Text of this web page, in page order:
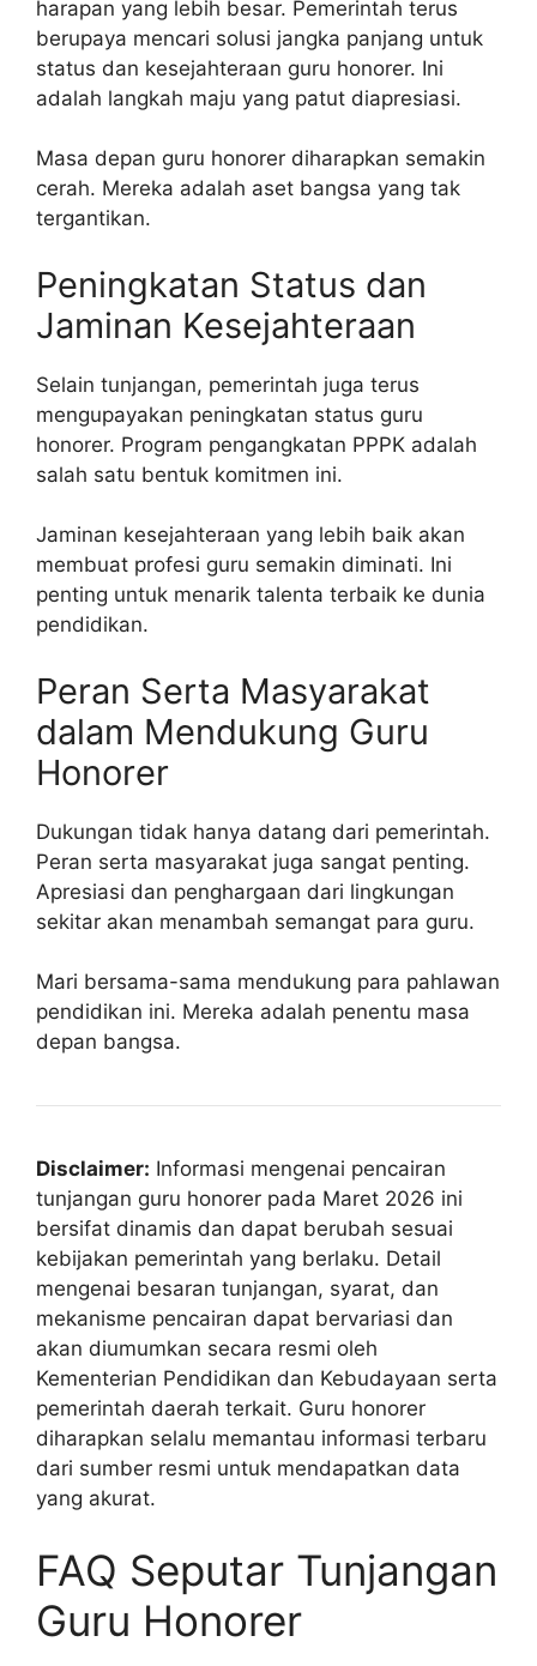
harapan yang lebih besar. Pemerintah terus
berupaya mencari solusi jangka panjang untuk
status dan kesejahteraan guru honorer. Ini
adalah langkah maju yang patut diapresiasi.
Masa depan guru honorer diharapkan semakin
cerah. Mereka adalah aset bangsa yang tak
tergantikan.
Peningkatan Status dan
Jaminan Kesejahteraan
Selain tunjangan, pemerintah juga terus
mengupayakan peningkatan status guru
honorer. Program pengangkatan PPPK adalah
salah satu bentuk komitmen ini.
Jaminan kesejahteraan yang lebih baik akan
membuat profesi guru semakin diminati. Ini
penting untuk menarik talenta terbaik ke dunia
pendidikan.
Peran Serta Masyarakat
dalam Mendukung Guru
Honorer
Dukungan tidak hanya datang dari pemerintah.
Peran serta masyarakat juga sangat penting.
Apresiasi dan penghargaan dari lingkungan
sekitar akan menambah semangat para guru.
Mari bersama-sama mendukung para pahlawan
pendidikan ini. Mereka adalah penentu masa
depan bangsa.
Disclaimer: Informasi mengenai pencairan
tunjangan guru honorer pada Maret 2026 ini
bersifat dinamis dan dapat berubah sesuai
kebijakan pemerintah yang berlaku. Detail
mengenai besaran tunjangan, syarat, dan
mekanisme pencairan dapat bervariasi dan
akan diumumkan secara resmi oleh
Kementerian Pendidikan dan Kebudayaan serta
pemerintah daerah terkait. Guru honorer
diharapkan selalu memantau informasi terbaru
dari sumber resmi untuk mendapatkan data
yang akurat.
FAQ Seputar Tunjangan
Guru Honorer